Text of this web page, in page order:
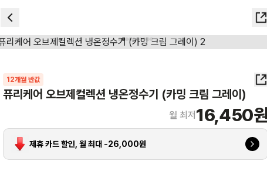
12개월 반값
퓨리케어 오브제컬렉션 냉온정수기 (카밍 크림 그레이)
월 최저 16,450
제휴 카드 할인, 월 최대 -26,000원